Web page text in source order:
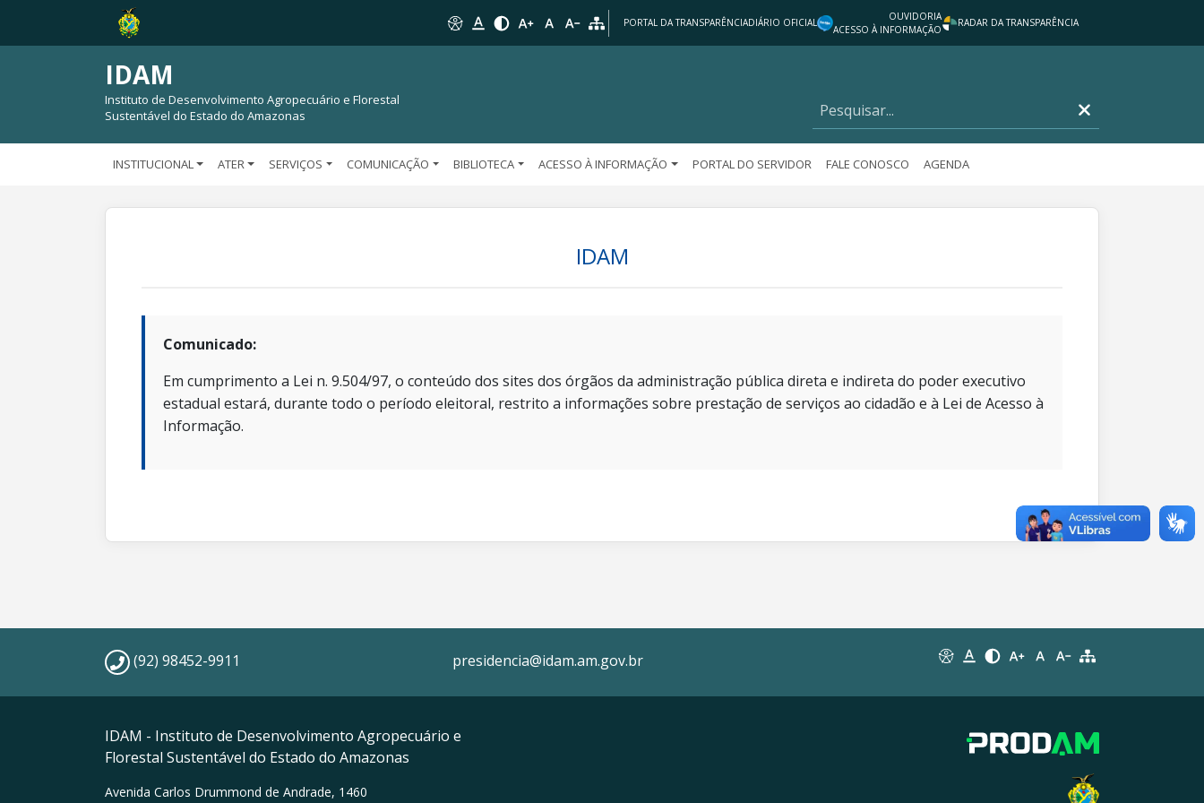
PORTAL DA TRANSPARÊNCIADIÁRIO OFICIAL
OUVIDORIA
ACESSO À INFORMAÇÃO
RADAR DA TRANSPARÊNCIA
IDAM
Instituto de Desenvolvimento Agropecuário e Florestal
Sustentável do Estado do Amazonas
INSTITUCIONAL ATER SERVIÇOS COMUNICAÇÃO BIBLIOTECA ACESSO À INFORMAÇÃO PORTAL DO SERVIDOR FALE CONOSCO AGENDA
IDAM
Comunicado:
Em cumprimento a Lei n. 9.504/97, o conteúdo dos sites dos órgãos da administração pública direta e indireta do poder executivo
estadual estará, durante todo o período eleitoral, restrito a informações sobre prestação de serviços ao cidadão e à Lei de Acesso à
Informação.
(92) 98452-9911 presidencia@idam.am.gov.br
IDAM - Instituto de Desenvolvimento Agropecuário e
Florestal Sustentável do Estado do Amazonas
Avenida Carlos Drummond de Andrade, 1460